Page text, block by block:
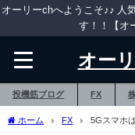
オーリーchへようこそ♪♪ 人
す！！【オ
オー
投機筋ブログ FX
ホーム FX
5Gスマホ